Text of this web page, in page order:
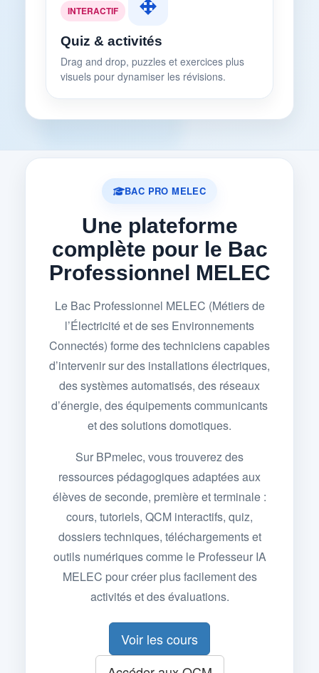
INTERACTIF
Quiz & activités
Drag and drop, puzzles et exercices plus
visuels pour dynamiser les révisions.
BAC PRO MELEC
Une plateforme
complète pour le Bac
Professionnel MELEC
Le Bac Professionnel MELEC (Métiers de
l’Électricité et de ses Environnements
Connectés) forme des techniciens capables
d’intervenir sur des installations électriques,
des systèmes automatisés, des réseaux
d’énergie, des équipements communicants
et des solutions domotiques.
Sur BPmelec, vous trouverez des
ressources pédagogiques adaptées aux
élèves de seconde, première et terminale :
cours, tutoriels, QCM interactifs, quiz,
dossiers techniques, téléchargements et
outils numériques comme le Professeur IA
MELEC pour créer plus facilement des
activités et des évaluations.
Voir les cours